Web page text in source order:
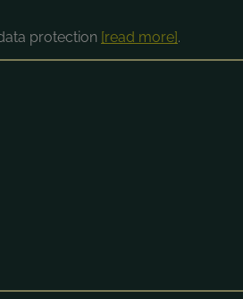
protection [read more].